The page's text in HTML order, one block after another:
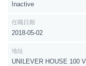
Inactive
任職日期
2018-05-02
地址
UNILEVER HOUSE 100